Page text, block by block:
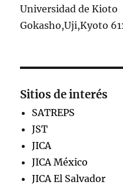
Universidad de Kioto
Gokasho,Uji,Kyoto
Sitios de interés
SATREPS
JST
JICA
JICA México
JICA El Salvador